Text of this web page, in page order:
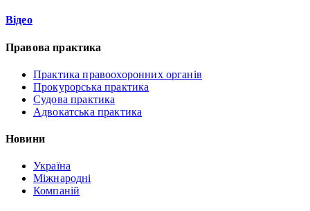
Відео
Правова практика
Практика правоохоронних органів
Прокурорська практика
Судова практика
Адвокатська практика
Новини
Україна
Міжнародні
Компаній